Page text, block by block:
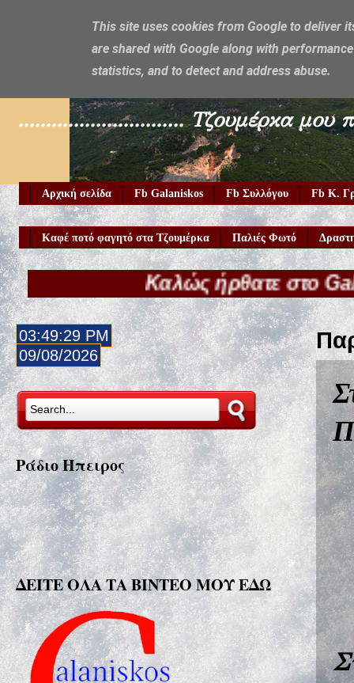
Galaniskos
.............................. Τζουμέρκα μου
Αρχική σελίδα Fb Galaniskos Fb Συλλόγου Fb Κ.
Καφέ ποτό φαγητό στα Τζουμέρκα Παλιές Φωτό
Καλώς ήρθατε στο
03:49:31 PM
09/08/2026
Ράδιο Ήπειρος
ΔΕΙΤΕ ΟΛΑ ΤΑ ΒΙΝΤΕΟ ΜΟΥ ΕΔΩ
This site uses cookies from Google to deliver
are shared with Google along with
statistics, and to detect and address abuse.